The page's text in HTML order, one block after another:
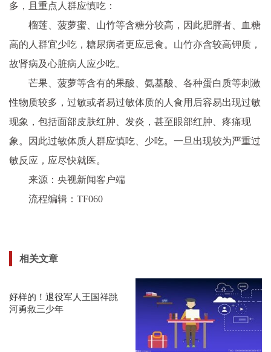
多，且重点人群应慎吃：
榴莲、菠萝蜜、山竹等含糖分较高，因此肥胖者、血糖
高的人群宜少吃，糖尿病者更应忌食。山竹亦含较高钾质，
故肾病及心脏病人应少吃。
芒果、菠萝等含有的果酸、氨基酸、各种蛋白质等刺激
性物质较多，过敏或者易过敏体质的人食用后容易出现过敏
现象，包括面部皮肤红肿、发炎，甚至眼部红肿、疼痛现
象。因此过敏体质人群应慎吃、少吃。一旦出现较为严重过
敏反应，应尽快就医。
来源：央视新闻客户端
流程编辑：TF060
相关文章
好样的！退役军人王国祥跳
河勇救三少年